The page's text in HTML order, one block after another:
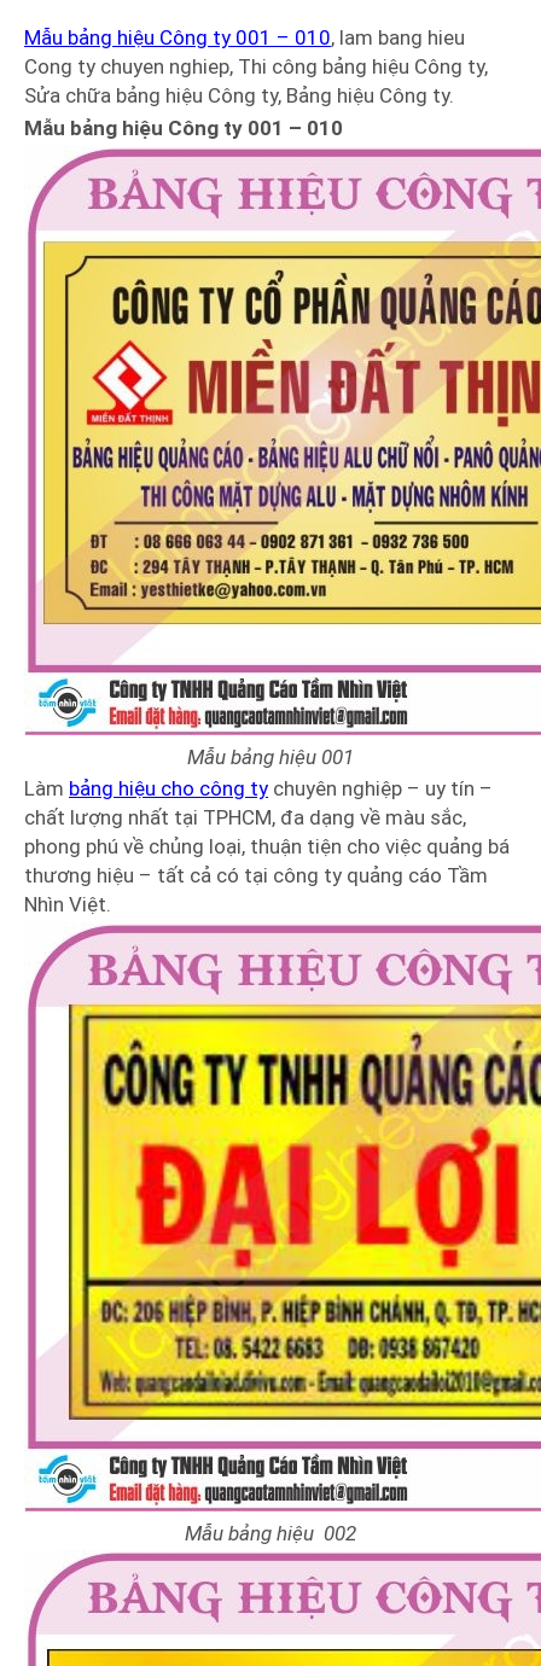
Mẫu bảng hiệu Công ty 001 – 010, lam bang hieu
Cong ty chuyen nghiep, Thi công bảng hiệu Công ty,
Sửa chữa bảng hiệu Công ty, Bảng hiệu Công ty.
Mẫu bảng hiệu Công ty 001 – 010
Mẫu bảng hiệu 001
Làm bảng hiệu cho công ty chuyên nghiệp – uy tín –
chất lượng nhất tại TPHCM, đa dạng về màu sắc,
phong phú về chủng loại, thuận tiện cho việc quảng bá
thương hiệu – tất cả có tại công ty quảng cáo Tầm
Nhìn Việt.
Mẫu bảng hiệu 002